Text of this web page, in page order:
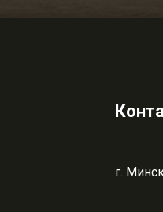
г.